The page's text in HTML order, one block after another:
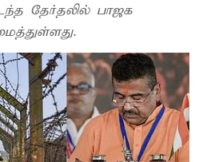
தேர்தலில் பாஜக